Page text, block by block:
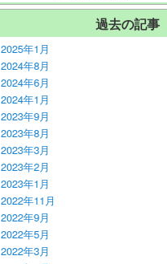
過去の記事
2025年1月
2024年8月
2024年6月
2024年1月
2023年9月
2023年8月
2023年3月
2023年2月
2023年1月
2022年11月
2022年9月
2022年5月
2022年3月